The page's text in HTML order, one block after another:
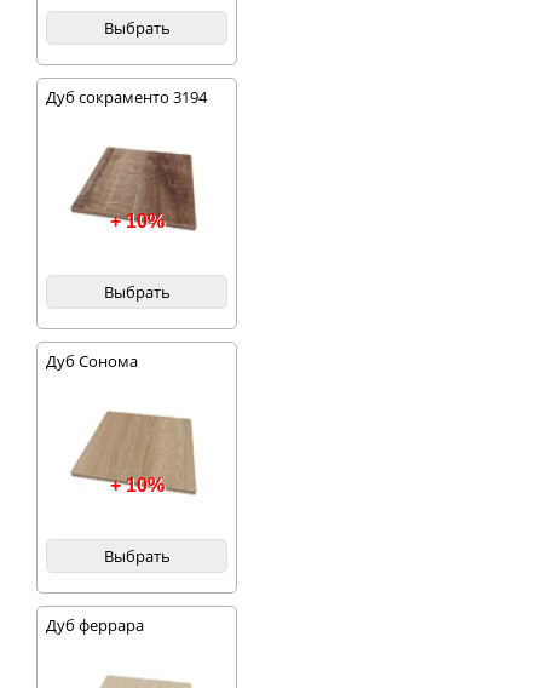
Выбрать
Дуб сокраменто 3194
+ 10%
Выбрать
Дуб Сонома
+ 10%
Выбрать
Дуб феррара